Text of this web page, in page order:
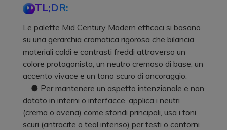
TL;DR:
Le palette Mid Century Modern efficaci si basano
su una gerarchia cromatica rigorosa che bilancia
materiali caldi e contrasti freddi attraverso un
colore protagonista, un neutro cremoso di base, un
accento vivace e un tono scuro di ancoraggio.
● Per mantenere un aspetto intenzionale e non
datato in interni o interfacce, applica i neutri
(crema o avena) come sfondi principali, usa i toni
scuri (antracite o teal intenso) per testi o contorni